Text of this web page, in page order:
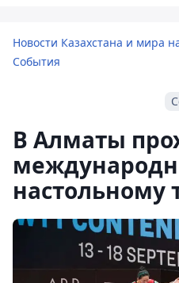
Новости Казахстана и мира
События
В Алматы
настольному